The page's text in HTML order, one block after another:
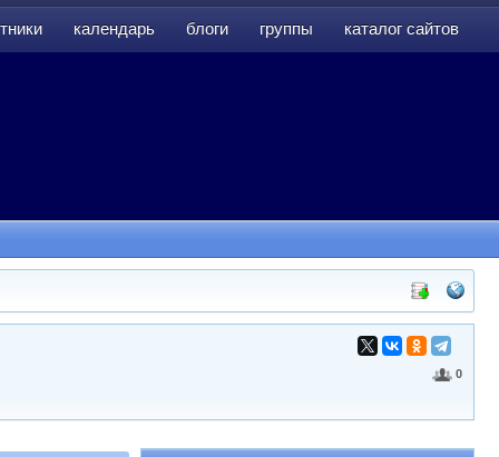
календарь блоги группы каталог сайтов
0